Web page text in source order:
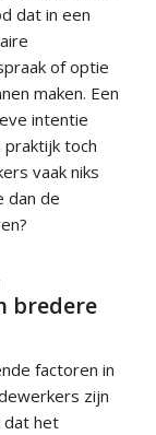
dat in een
of optie
maken. Een
intentie
toch
vaak niks
dan de
bredere
factoren in
zijn
dat het